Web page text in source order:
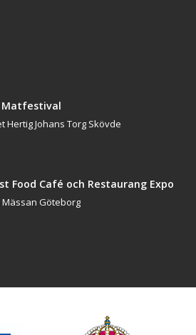
Matfestival
Hertig Johans Torg Skövde
Food Café och Restaurang Expo
Mässan Göteborg